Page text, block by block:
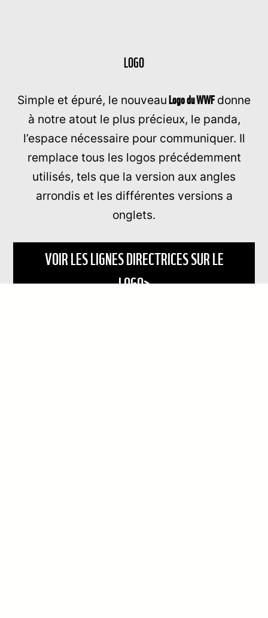
LOGO
Simple et épuré, le nouveauLogo du WWFdonne
à notre atout le plus précieux, le panda,
l’espace nécessaire pour communiquer. Il
remplace tous les logos précédemment
utilisés, tels que la version aux angles
arrondis et les différentes versions a
onglets.
VOIR LES LIGNES DIRECTRICES SUR LE
LOGO>